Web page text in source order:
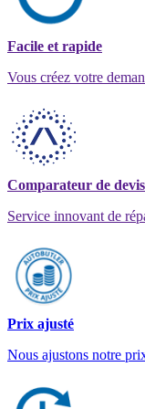
Facile et rapide
Vous créez votre
Comparateur de
Service innovant de
Prix ajusté
Nous ajustons notre